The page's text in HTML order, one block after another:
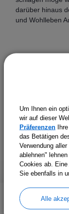
darüber hinaus
und Wohlleben
Literatur
Zurück
Weitere
Um Ihnen ein
wir auf dieser
Präferenzen
das Betätigen
Verwendung
ablehnen"
Cookies ab.
Sie ebenfalls in
Alle